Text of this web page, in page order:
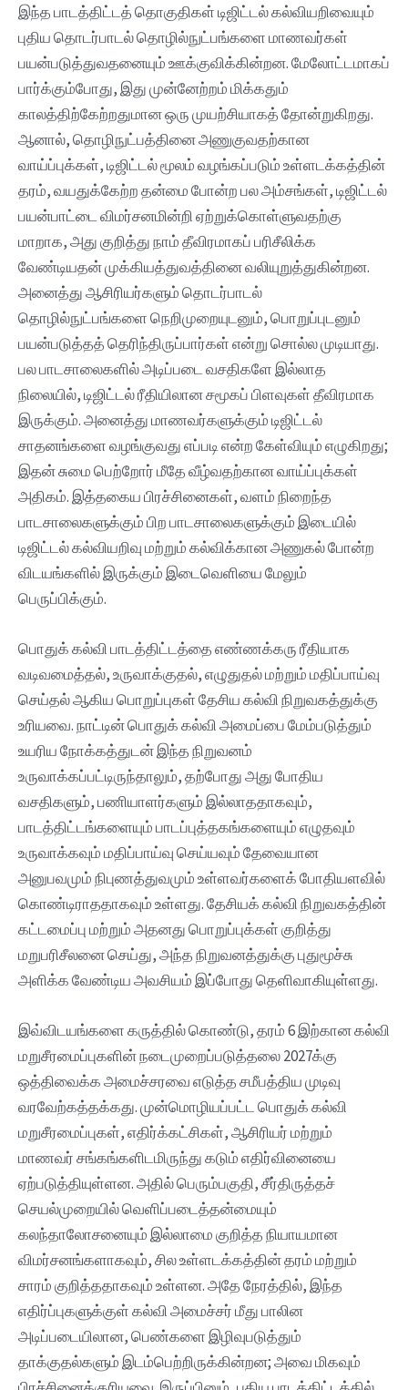
இந்த பாடத்திட்டத் தொகுதிகள் டிஜிட்டல் கல்வியறிவையும்
புதிய தொடர்பாடல் தொழில்நுட்பங்களை மாணவர்கள்
பயன்படுத்துவதனையும் ஊக்குவிக்கின்றன. மேலோட்டமாகப்
பார்க்கும்போது, இது முன்னேற்றம் மிக்கதும்
காலத்திற்கேற்றதுமான ஒரு முயற்சியாகத் தோன்றுகிறது.
ஆனால், தொழிநுட்பத்தினை அணுகுவதற்கான
வாய்ப்புக்கள், டிஜிட்டல் மூலம் வழங்கப்படும் உள்ளடக்கத்தின்
தரம், வயதுக்கேற்ற தன்மை போன்ற பல அம்சங்கள், டிஜிட்டல்
பயன்பாட்டை விமர்சனமின்றி ஏற்றுக்கொள்ளுவதற்கு
மாறாக, அது குறித்து நாம் தீவிரமாகப் பரிசீலிக்க
வேண்டியதன் முக்கியத்துவத்தினை வலியுறுத்துகின்றன‌.
அனைத்து ஆசிரியர்களும் தொடர்பாடல்
தொழில்நுட்பங்களை நெறிமுறையுடனும், பொறுப்புடனும்
பயன்படுத்தத் தெரிந்திருப்பார்கள் என்று சொல்ல முடியாது.
பல பாடசாலைகளில் அடிப்படை வசதிகளே இல்லாத
நிலையில், டிஜிட்டல் ரீதியிலான சமூகப் பிளவுகள் தீவிரமாக
இருக்கும். அனைத்து மாணவர்களுக்கும் டிஜிட்டல்
சாதனங்களை வழங்குவது எப்படி என்ற கேள்வியும் எழுகிறது;
இதன் சுமை பெற்றோர் மீதே வீழ்வதற்கான‌ வாய்ப்புக்கள்
அதிகம். இத்தகைய பிரச்சினைகள், வளம் நிறைந்த
பாடசாலைகளுக்கும் பிற பாடசாலைகளுக்கும் இடையில்
டிஜிட்டல் கல்வியறிவு மற்றும் கல்விக்கான‌ அணுகல் போன்ற
விடயங்களில் இருக்கும் இடைவெளியை மேலும்
பெருப்பிக்கும்.
பொதுக் கல்வி பாடத்திட்டத்தை எண்ணக்கரு ரீதியாக‌
வடிவமைத்தல், உருவாக்குதல், எழுதுதல் மற்றும் மதிப்பாய்வு
செய்தல் ஆகிய பொறுப்புகள் தேசிய கல்வி நிறுவகத்துக்கு
உரியவை. நாட்டின் பொதுக் கல்வி அமைப்பை மேம்படுத்தும்
உயரிய நோக்கத்துடன் இந்த நிறுவனம்
உருவாக்கப்பட்டிருந்தாலும், தற்போது அது போதிய
வசதிகளும், பணியாளர்களும் இல்லாததாகவும்,
பாடத்திட்டங்களையும் பாடப்புத்தகங்களையும் எழுதவும்
உருவாக்கவும் மதிப்பாய்வு செய்யவும் தேவையான
அனுபவமும் நிபுணத்துவமும் உள்ளவர்களைக் போதியளவில்
கொண்டிராததாகவும் உள்ளது. தேசியக் கல்வி நிறுவகத்தின்
கட்டமைப்பு மற்றும் அதனது பொறுப்புக்கள் குறித்து
மறுபரிசீலனை செய்து, அந்த நிறுவனத்துக்கு புதுமூச்சு
அளிக்க வேண்டிய அவசியம் இப்போது தெளிவாகியுள்ளது.
இவ்விடயங்களை கருத்தில் கொண்டு, தரம் 6 இற்கான கல்வி
மறுசீரமைப்புகளின் நடைமுறைப்படுத்தலை 2027க்கு
ஒத்திவைக்க அமைச்சரவை எடுத்த சமீபத்திய முடிவு
வரவேற்கத்தக்கது. முன்மொழியப்பட்ட பொதுக் கல்வி
மறுசீரமைப்புகள், எதிர்க்கட்சிகள், ஆசிரியர் மற்றும்
மாணவர் சங்கங்களிடமிருந்து கடும் எதிர்வினையை
ஏற்படுத்தியுள்ளன. அதில் பெரும்பகுதி, சீர்திருத்தச்
செயல்முறையில் வெளிப்படைத்தன்மையும்
கலந்தாலோசனையும் இல்லாமை குறித்த நியாயமான
விமர்சனங்களாகவும், சில உள்ளடக்கத்தின் தரம் மற்றும்
சாரம் குறித்ததாகவும் உள்ளன‌. அதே நேரத்தில், இந்த
எதிர்ப்புகளுக்குள் கல்வி அமைச்சர் மீது பாலின
அடிப்படையிலான, பெண்களை இழிவுபடுத்தும்
தாக்குதல்களும் இடம்பெற்றிருக்கின்றன‌; அவை மிகவும்